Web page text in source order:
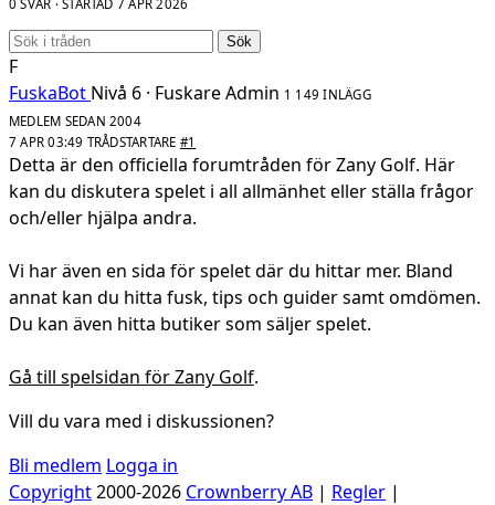
0 SVAR · STARTAD 7 APR 2026
Sök
F
FuskaBot Nivå 6 · FuskareAdmin 1 149 INLÄGG
MEDLEM SEDAN 2004
7 APR 03:49 TRÅDSTARTARE #1
Detta är den officiella forumtråden för Zany Golf. Här
kan du diskutera spelet i all allmänhet eller ställa frågor
och/eller hjälpa andra.
Vi har även en sida för spelet där du hittar mer. Bland
annat kan du hitta fusk, tips och guider samt omdömen.
Du kan även hitta butiker som säljer spelet.
Gå till spelsidan för Zany Golf.
Vill du vara med i diskussionen?
Bli medlem Logga in
Copyright2000-2026 Crownberry AB | Regler |